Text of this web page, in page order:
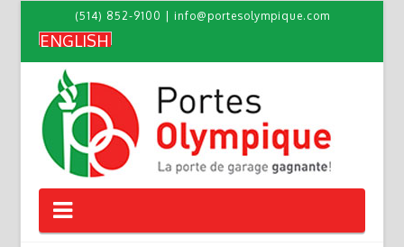
(514) 852-9100 info@portesolympique.com
ENGLISH
Navigation